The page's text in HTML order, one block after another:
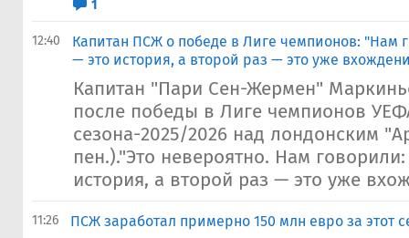
1
12:40
Капитан ПСЖ о победе в Лиге чемпионов: "Нам
— это история, а второй раз — это уже
Капитан "Пари Сен-Жермен"
после победы в Лиге чемпионов
сезона-2025/2026 над лондонским
пен.)."Это невероятно. Нам
история, а второй раз — это уже
11:26 ПСЖ заработал примерно 150 млн евро за этот